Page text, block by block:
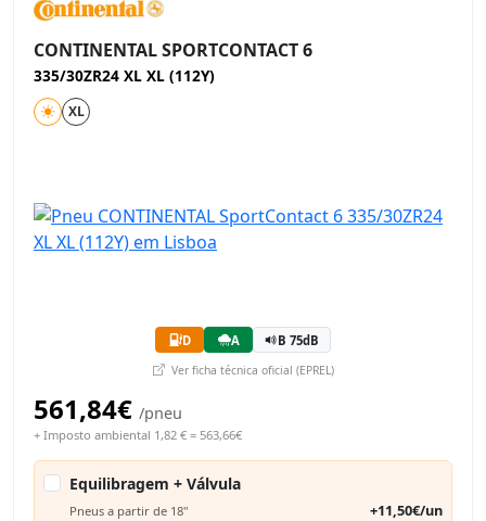
CONTINENTAL SPORTCONTACT 6
335/30ZR24 XL XL (112Y)
XL
D A B 75dB
Ver ficha técnica oficial (EPREL)
561,84€ /pneu
+ Imposto ambiental 1,82 € = 563,66€
Equilibragem + Válvula
Pneus a partir de 18" +11,50€/un